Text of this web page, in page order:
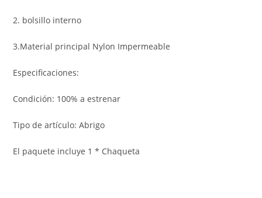
2. bolsillo interno
3.Material principal Nylon Impermeable
Especificaciones:
Condición: 100% a estrenar
Tipo de artículo: Abrigo
El paquete incluye 1 * Chaqueta